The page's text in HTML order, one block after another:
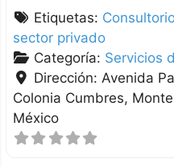
Etiquetas:
sector privado
Categoría: Servicios
Dirección: Avenida
Colonia Cumbres
México